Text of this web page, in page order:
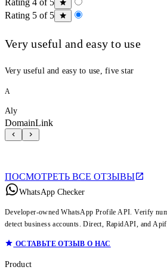
Rating 5 of 5
Very useful and easy to use
Very useful and easy to use, five star
A
Aly
DomainLink
ПОСМОТРЕТЬ ВСЕ ОТЗЫВЫ
WhatsApp Checker
Developer-owned WhatsApp Profile API. Verify
detect business accounts. Direct, RapidAPI, and
ОСТАВЬТЕ ОТЗЫВ О НАС
Product